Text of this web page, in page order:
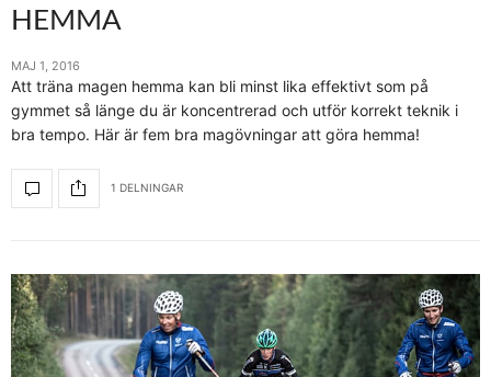
HEMMA
MAJ 1, 2016
Att träna magen hemma kan bli minst lika effektivt som på
gymmet så länge du är koncentrerad och utför korrekt teknik i
bra tempo. Här är fem bra magövningar att göra hemma!
1 DELNINGAR